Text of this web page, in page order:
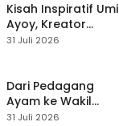
Kisah Inspiratif Umi
Ayoy, Kreator
TikTok Asal
Live Streaming
31 Juli 2026
Dari Pedagang
Ayam ke Wakil
Ketua DPRD, H.
31 Juli 2026